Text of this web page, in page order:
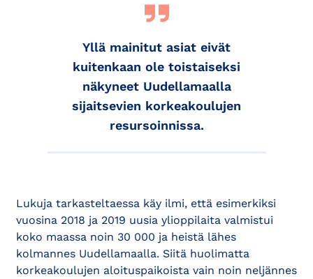
Yllä mainitut asiat eivät
kuitenkaan ole toistaiseksi
näkyneet Uudellamaalla
sijaitsevien korkeakoulujen
resursoinnissa.
Lukuja tarkasteltaessa käy ilmi, että esimerkiksi
vuosina 2018 ja 2019 uusia ylioppilaita valmistui
koko maassa noin 30 000 ja heistä lähes
kolmannes Uudellamaalla. Siitä huolimatta
korkeakoulujen aloituspaikoista vain noin neljännes